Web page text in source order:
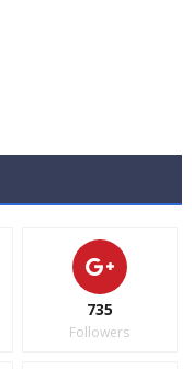
735
Followers